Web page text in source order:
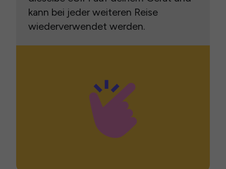
kann bei jeder weiteren Reise
wiederverwendet werden.